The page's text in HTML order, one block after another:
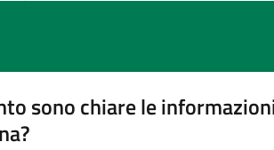
sono chiare le